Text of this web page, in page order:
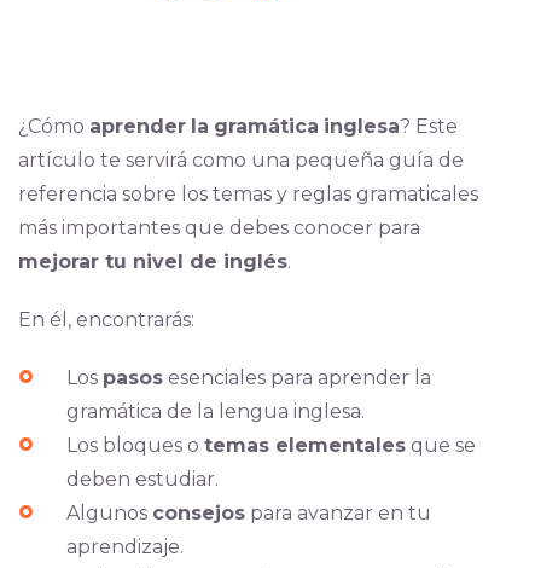
¿Cómo aprender la gramática inglesa? Este
artículo te servirá como una pequeña guía de
referencia sobre los temas y reglas gramaticales
más importantes que debes conocer para
mejorar tu nivel de inglés.
En él, encontrarás:
Los pasosesenciales para aprender la
gramática de la lengua inglesa.
Los bloques o temas elementalesque se
deben estudiar.
Algunos consejospara avanzar en tu
aprendizaje.